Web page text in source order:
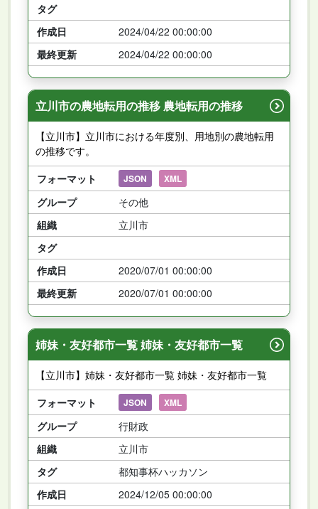
タグ
作成日
2024/04/22 00:00:00
最終更新
2024/04/22 00:00:00
立川市の農地転用の推移 農地転用の推移
【立川市】立川市における年度別、用地別の農地転用
の推移です。
フォーマット
JSON XML
グループ
その他
組織
立川市
タグ
作成日
2020/07/01 00:00:00
最終更新
2020/07/01 00:00:00
姉妹・友好都市一覧 姉妹・友好都市一覧
【立川市】姉妹・友好都市一覧 姉妹・友好都市一覧
フォーマット
JSON XML
グループ
行財政
組織
立川市
タグ
都知事杯ハッカソン
作成日
2024/12/05 00:00:00